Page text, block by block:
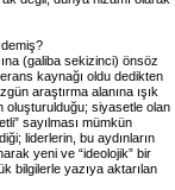
(galiba sekizinci) önsöz
kaynağı oldu dedikten
araştırma alanına ışık
oluşturulduğu; siyasetle olan
sayılması mümkün
liderlerin, bu aydınların
yeni ve “ideolojik” bir
bilgilerle yazıya aktarılan